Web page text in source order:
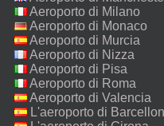
Aeroporto di Milano
Malpensa
Aeroporto di Monaco
Aeroporto di Murcia
Aeroporto di Nizza
Aeroporto di Pisa
Aeroporto di Roma
Fiumicino
Aeroporto di Valencia
L'aeroporto di